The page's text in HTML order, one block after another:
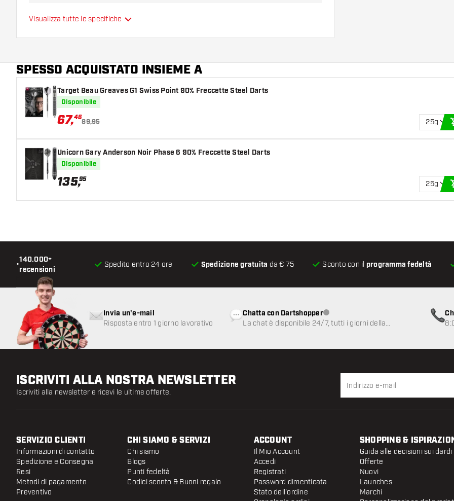
barrel
Colore del barrel
Forma della punta del barrel
Zona di presa del barrel
Peso delle freccette
Larghezza del barrel (MM)
Lunghezza del barrel (MM)
Visualizza tutte le specifiche
SPESSO ACQUISTATO INSIEME A
Target Beau Greaves G1 Swiss Point 90% Freccette Steel Darts
Disponibile
67,46
89,95 25g
Unicorn Gary Anderson Noir Phase 6 90% Freccette Steel Darts
Disponibile
135,95
25g
•
140.000+
recensioni
Spedito entro 24 ore Spedizione gratuita da € 75 Sconto con il programma fedeltà
Invia un'e-mail
Risposta entro 1 giorno lavorativo
Chatta con DartshopperServizio clienti non disponibile
La chat è disponibile 24/7, tutti i giorni della
ISCRIVITI ALLA NOSTRA NEWSLETTER
Iscriviti alla newsletter e ricevi le ultime offerte.
SERVIZIO CLIENTI
Informazioni di contatto
Spedizione e Consegna
Resi
Metodi di pagamento
Preventivo
CHI SIAMO & SERVIZI
Chi siamo
Blogs
Punti fedeltà
Codici sconto & Buoni regalo
ACCOUNT
Il Mio Account
Accedi
Registrati
Password dimenticata
Stato dell'ordine
SHOPPING &
Guida alle decisioni sui dardi
Offerte
Nuovi
Launches
Marchi